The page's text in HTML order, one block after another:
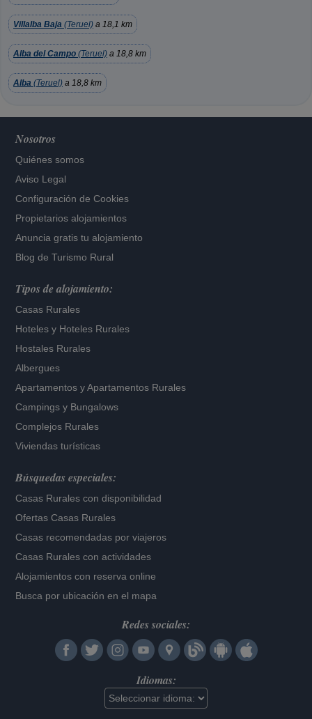
Villalba Baja (Teruel) a 18,1 km
Alba del Campo (Teruel) a 18,8 km
Alba (Teruel) a 18,8 km
Nosotros
Quiénes somos
Aviso Legal
Configuración de Cookies
Propietarios alojamientos
Anuncia gratis tu alojamiento
Blog de Turismo Rural
Tipos de alojamiento:
Casas Rurales
Hoteles y Hoteles Rurales
Hostales Rurales
Albergues
Apartamentos yApartamentos Rurales
Campings y Bungalows
Complejos Rurales
Viviendas turísticas
Búsquedas especiales:
Casas Rurales con disponibilidad
Ofertas Casas Rurales
Casas recomendadas por viajeros
Casas Rurales con actividades
Alojamientos con reserva online
Busca por ubicación en el mapa
Redes sociales:
Idiomas: